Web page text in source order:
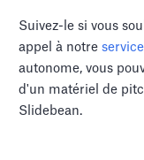
Suivez-le si vous
appel à notre
autonome, vous
d'un matériel de
Slidebean.